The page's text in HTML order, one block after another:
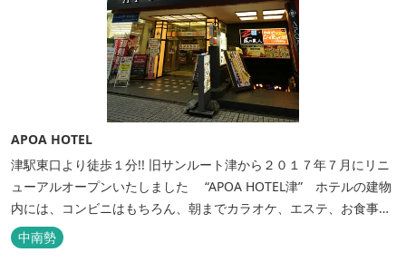
APOA HOTEL
津駅東口より徒歩１分!! 旧サンルート津から２０１７年７月にリニ
ューアルオープンいたしました “APOA HOTEL津” ホテルの建物
内には、コンビニはもちろん、朝までカラオケ、エステ、お食事も
いろいろなジャンルが楽しめます。 ホテル内施設 地下…創作料
理“舞の華” 居酒屋“風の蔵人” 居酒屋“居酒屋ならここが安いぜっ”
中南勢